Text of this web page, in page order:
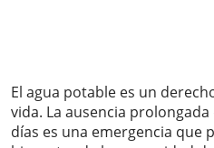
El agua potable es un
vida. La ausencia
días es una emergencia que